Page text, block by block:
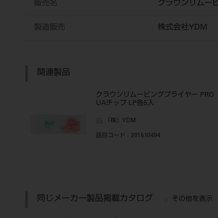
販売名 クラウンリムー
製造販売 株式会社YDM
関連製品
クラウンリムービングプライヤー PRO
UAチップ LP各5入
（株）YDM
品目コード ：201510494
同じメーカー製品掲載カタログ その他を表示